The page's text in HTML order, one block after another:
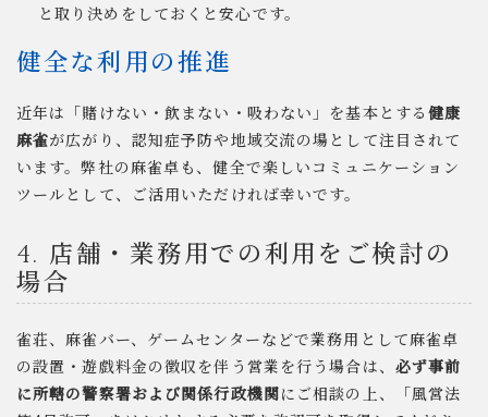
と取り決めをしておくと安心です。
健全な利用の推進
近年は「賭けない・飲まない・吸わない」を基本とする 健康
麻雀が広がり、認知症予防や地域交流の場として注目されて
います。弊社の麻雀卓も、健全で楽しいコミュニケーション
ツールとして、ご活用いただければ幸いです。
4. 店舗・業務用での利用をご検討の
場合
雀荘、麻雀バー、ゲームセンターなどで業務用として麻雀卓
の設置・遊戯料金の徴収を伴う営業を行う場合は、 必ず事前
に所轄の警察署および関係行政機関にご相談の上、「風営法